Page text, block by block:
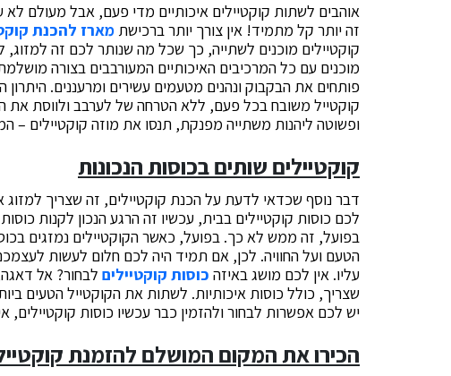
אוהבים לשתות קוקטיילים איכותיים מדי פעם, אבל מעולם
זה יותר קל מתמיד! אין צורך יותר ברכישת מארז להכנת
קוקטיילים מוכנים לשתייה, כך שכל מה שנותר לכם זה למזוג,
מוכנים עם כל המרכיבים האיכותיים המעורבבים בצורה
פותחים את הבקבוק ונהנים מטעמים עשירים ומרעננים.
קוקטייל משובח בכל פעם, ללא הטרחה של לערבב ולווסת
ופשוטה ליהנות משתייה מפנקת, תנסו את מוזה קוקטיילים –
קוקטיילים שותים בכוסות הנכונות
דבר נוסף שכדאי לדעת על הכנת קוקטיילים, זה שצריך
לכם כוסות קוקטיילים בבית, עכשיו זה הרגע הנכון לקנות
בפועל, זה ממש לא כך. בפועל, כאשר הקוקטיילים נמזגים
הטעם ועל החוויה. לכן, אם תמיד היה לכם חלום לעשות
עליו. אין לכם מושג באיזה כוסות קוקטיילים לבחור? אל
שצריך, כולל כוסות איכותיות. לשתות את הקוקטייל הטעים
יש לכם אפשרות לבחור ולהזמין כבר עכשיו כוסות קוקטיילים,
הכירו את המקום המושלם להזמנת